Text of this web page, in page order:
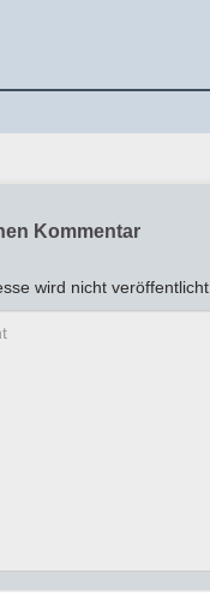
Kommentar
wird nicht veröffentlicht.